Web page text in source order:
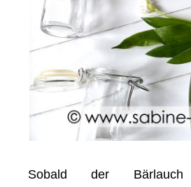
Sobald der